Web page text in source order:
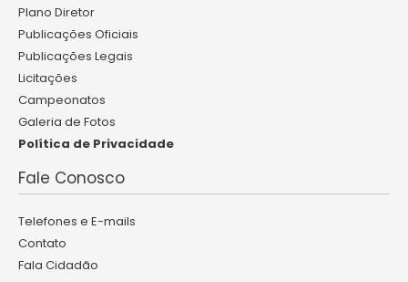
Plano Diretor
Publicações Oficiais
Publicações Legais
Licitações
Campeonatos
Galeria de Fotos
Política de Privacidade
Fale Conosco
Telefones e E-mails
Contato
Fala Cidadão